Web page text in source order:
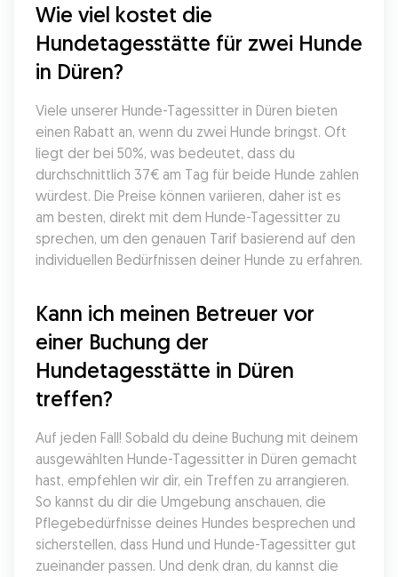
Wie viel kostet die
Hundetagesstätte für zwei Hunde
in Düren?
Viele unserer Hunde-Tagessitter in Düren bieten
einen Rabatt an, wenn du zwei Hunde bringst. Oft
liegt der bei 50%, was bedeutet, dass du
durchschnittlich 37€ am Tag für beide Hunde zahlen
würdest. Die Preise können variieren, daher ist es
am besten, direkt mit dem Hunde-Tagessitter zu
sprechen, um den genauen Tarif basierend auf den
individuellen Bedürfnissen deiner Hunde zu erfahren.
Kann ich meinen Betreuer vor
einer Buchung der
Hundetagesstätte in Düren
treffen?
Auf jeden Fall! Sobald du deine Buchung mit deinem
ausgewählten Hunde-Tagessitter in Düren gemacht
hast, empfehlen wir dir, ein Treffen zu arrangieren.
So kannst du dir die Umgebung anschauen, die
Pflegebedürfnisse deines Hundes besprechen und
sicherstellen, dass Hund und Hunde-Tagessitter gut
zueinander passen. Und denk dran, du kannst die